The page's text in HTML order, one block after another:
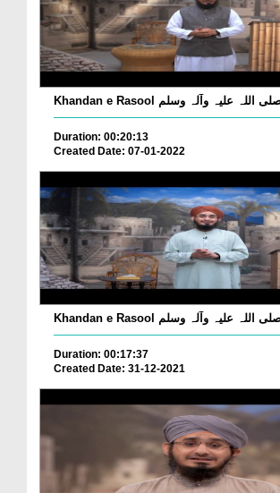
Duration: 00:20:13
Created Date: 07-01-2022
Duration: 00:17:37
Created Date: 31-12-2021